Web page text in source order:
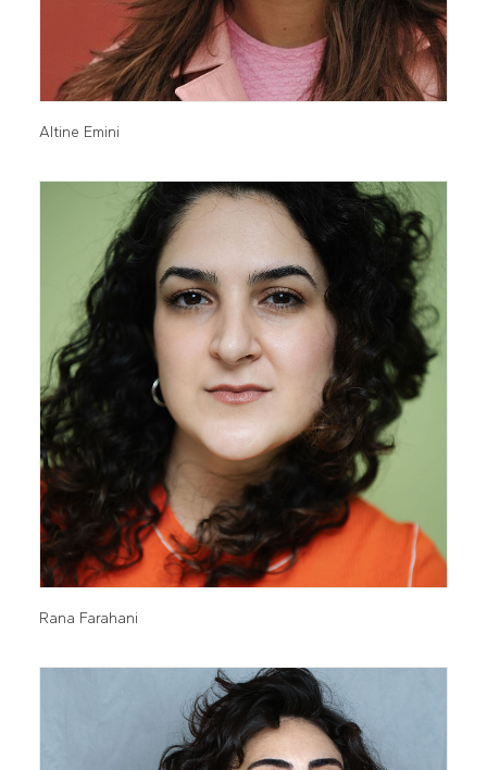
Altine Emini
Rana Farahani